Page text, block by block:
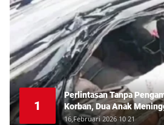
1
Perlintasan Tanpa
Korban, Dua Anak
Deli
16,Februari 2026 10 21